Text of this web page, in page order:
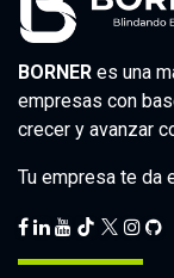
BORNER es una
empresas con
crecer y avanzar
Tu empresa te da